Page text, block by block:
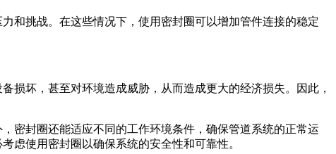
和挑战。在这些情况下，使用密封圈可以增加管件连接的稳定
损坏，甚至对环境造成威胁，从而造成更大的经济损失。因此，
密封圈还能适应不同的工作环境条件，确保管道系统的正常运
虑使用密封圈以确保系统的安全性和可靠性。